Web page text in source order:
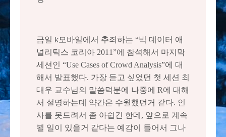
금일 k모바일에서 추죄하는 “빅 데이터 애
널리틱스 코리아 2011”에 참석해서 마지막
세션인 “Use Cases of Crowd Analysis”에 대
해서 발표했다. 가장 듣고 싶었던 첫 세션 최
대우 교수님의 말씀덕분에 나중에 R에 대해
서 설명하는데 약간은 수월했던거 같다. 인
사를 못드려서 좀 아쉽긴 한데, 앞으로 계속
뵐 일이 있을거 같다는 예감이 들어서 그나